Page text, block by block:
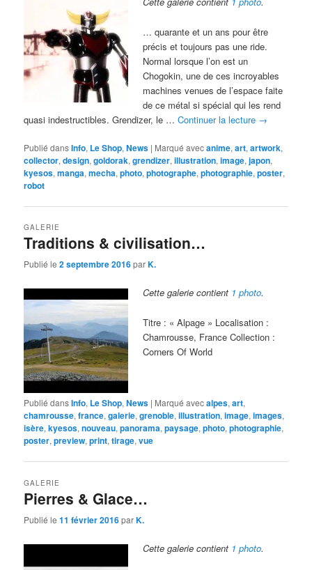
… quarante et un ans pour être
précis et toujours pas une ride.
Normal lorsque l’on est un
Chogokin, une de ces incroyables
machines venues de l’espace faite
de ce métal si spécial qui les rend
quasi indestructibles. Grendizer, le …Continuer la lecture →
Publié dansInfo, Le Shop,News | Marqué avecanime,art,artwork,
collector,design,goldorak,grendizer,illustration,image,japon,
kyesos,manga,mecha,photo,photographe,photographie,poster,
robot
Traditions & civilisation…
GALERIE
Publié le2 septembre 2016parK.
Cette galerie contient 1 photo.
Titre : « Alpage » Localisation :
Chamrousse, France Collection :
Corners Of World
Publié dansInfo, Le Shop,News | Marqué avecalpes,art,
chamrousse,france,galerie,grenoble,illustration,image,images,
isère,kyesos,nouveau,panorama,paysage,photo,photographie,
poster,preview,print,tirage,vue
Pierres & Glace…
GALERIE
Publié le11 février 2016parK.
Cette galerie contient 1 photo.